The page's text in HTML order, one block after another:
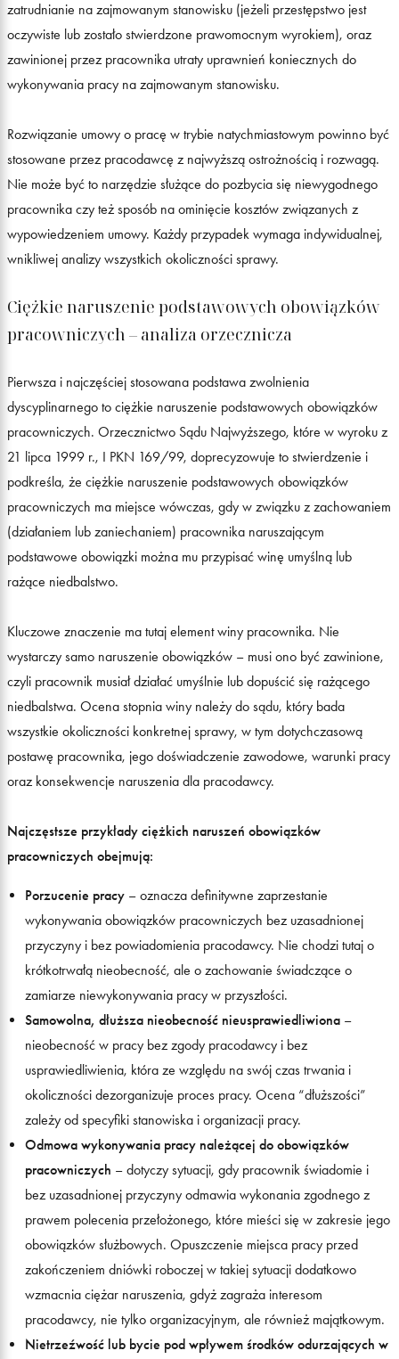
zatrudnianie na zajmowanym stanowisku (jeżeli przestępstwo jest
oczywiste lub zostało stwierdzone prawomocnym wyrokiem), oraz
zawinionej przez pracownika utraty uprawnień koniecznych do
wykonywania pracy na zajmowanym stanowisku.
Rozwiązanie umowy o pracę w trybie natychmiastowym powinno być
stosowane przez pracodawcę z najwyższą ostrożnością i rozwagą.
Nie może być to narzędzie służące do pozbycia się niewygodnego
pracownika czy też sposób na ominięcie kosztów związanych z
wypowiedzeniem umowy. Każdy przypadek wymaga indywidualnej,
wnikliwej analizy wszystkich okoliczności sprawy.
Ciężkie naruszenie podstawowych obowiązków
pracowniczych – analiza orzecznicza
Pierwsza i najczęściej stosowana podstawa zwolnienia
dyscyplinarnego to ciężkie naruszenie podstawowych obowiązków
pracowniczych. Orzecznictwo Sądu Najwyższego, które w wyroku z
21 lipca 1999 r., I PKN 169/99, doprecyzowuje to stwierdzenie i
podkreśla, że ciężkie naruszenie podstawowych obowiązków
pracowniczych ma miejsce wówczas, gdy w związku z zachowaniem
(działaniem lub zaniechaniem) pracownika naruszającym
podstawowe obowiązki można mu przypisać winę umyślną lub
rażące niedbalstwo.
Kluczowe znaczenie ma tutaj element winy pracownika. Nie
wystarczy samo naruszenie obowiązków – musi ono być zawinione,
czyli pracownik musiał działać umyślnie lub dopuścić się rażącego
niedbalstwa. Ocena stopnia winy należy do sądu, który bada
wszystkie okoliczności konkretnej sprawy, w tym dotychczasową
postawę pracownika, jego doświadczenie zawodowe, warunki pracy
oraz konsekwencje naruszenia dla pracodawcy.
Najczęstsze przykłady ciężkich naruszeń obowiązków
pracowniczych obejmują:
Porzucenie pracy – oznacza definitywne zaprzestanie
wykonywania obowiązków pracowniczych bez uzasadnionej
przyczyny i bez powiadomienia pracodawcy. Nie chodzi tutaj o
krótkotrwałą nieobecność, ale o zachowanie świadczące o
zamiarze niewykonywania pracy w przyszłości.
Samowolna, dłuższa nieobecność nieusprawiedliwiona –
nieobecność w pracy bez zgody pracodawcy i bez
usprawiedliwienia, która ze względu na swój czas trwania i
okoliczności dezorganizuje proces pracy. Ocena “dłuższości”
zależy od specyfiki stanowiska i organizacji pracy.
Odmowa wykonywania pracy należącej do obowiązków
pracowniczych – dotyczy sytuacji, gdy pracownik świadomie i
bez uzasadnionej przyczyny odmawia wykonania zgodnego z
prawem polecenia przełożonego, które mieści się w zakresie jego
obowiązków służbowych. Opuszczenie miejsca pracy przed
zakończeniem dniówki roboczej w takiej sytuacji dodatkowo
wzmacnia ciężar naruszenia, gdyż zagraża interesom
pracodawcy, nie tylko organizacyjnym, ale również majątkowym.
Nietrzeźwość lub bycie pod wpływem środków odurzających w